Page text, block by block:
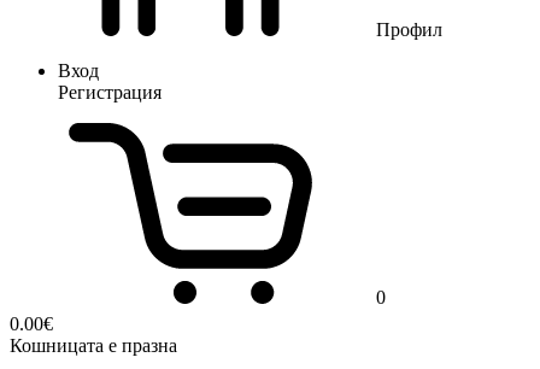
Профил
Вход
Регистрация
0
0.00€
Кошницата е празна